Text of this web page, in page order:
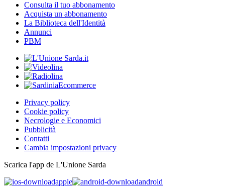
Consulta il tuo abbonamento
Acquista un abbonamento
La Biblioteca dell'Identità
Annunci
PBM
Privacy policy
Cookie policy
Necrologie e Economici
Pubblicità
Contatti
Cambia impostazioni privacy
Scarica l'app de L'Unione Sarda
apple
android